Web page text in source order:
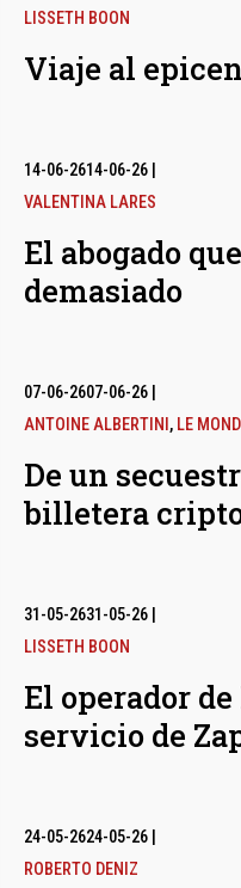
LISSETH BOON
Viaje al
14-06-2614-06-26
VALENTINA LARES
El abogado
demasiado
07-06-2607-06-26
ANTOINE ALBERTINI , LE
De un
billetera
31-05-2631-05-26
LISSETH BOON
El operador
servicio de
24-05-2624-05-26
ROBERTO DENIZ